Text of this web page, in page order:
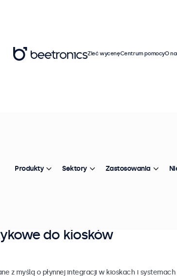
do kiosków
z myślą o płynnej integracji w kioskach i systemach
Zleć wycenęCentrum pomocyO
Produkty Sektory Zastosowania